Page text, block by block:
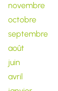
novembre
octobre
septembre
août
juin
avril